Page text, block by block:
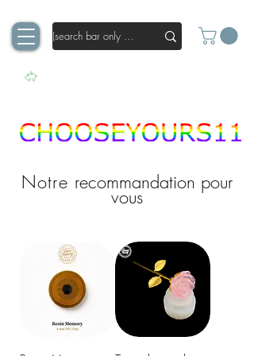
Notre recommandation pour
vous